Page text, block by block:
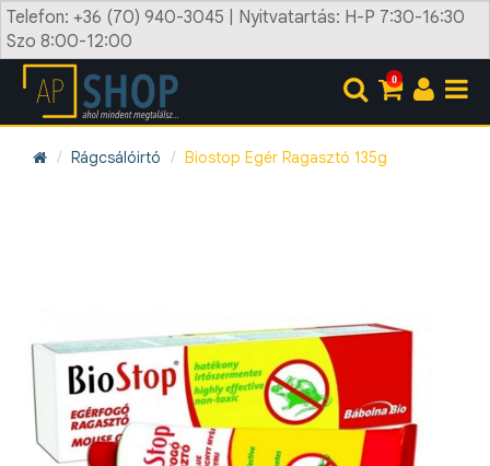
Telefon: +36 (70) 940-3045 | Nyitvatartás: H-P 7:30-16:30
Szo 8:00-12:00
0
Rágcsálóirtó Biostop Egér Ragasztó 135g